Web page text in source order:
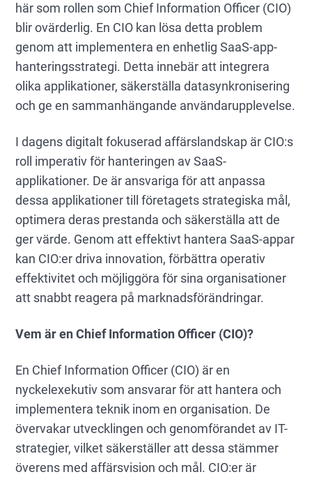
här som rollen som Chief Information Officer (CIO)
blir ovärderlig. En CIO kan lösa detta problem
genom att implementera en enhetlig SaaS-app-
hanteringsstrategi. Detta innebär att integrera
olika applikationer, säkerställa datasynkronisering
och ge en sammanhängande användarupplevelse.
I dagens digitalt fokuserad affärslandskap är CIO:s
roll imperativ för hanteringen av SaaS-
applikationer. De är ansvariga för att anpassa
dessa applikationer till företagets strategiska mål,
optimera deras prestanda och säkerställa att de
ger värde. Genom att effektivt hantera SaaS-appar
kan CIO:er driva innovation, förbättra operativ
effektivitet och möjliggöra för sina organisationer
att snabbt reagera på marknadsförändringar.
Vem är en Chief Information Officer (CIO)?
En Chief Information Officer (CIO) är en
nyckelexekutiv som ansvarar för att hantera och
implementera teknik inom en organisation. De
övervakar utvecklingen och genomförandet av IT-
strategier, vilket säkerställer att dessa stämmer
överens med affärsvision och mål. CIO:er är